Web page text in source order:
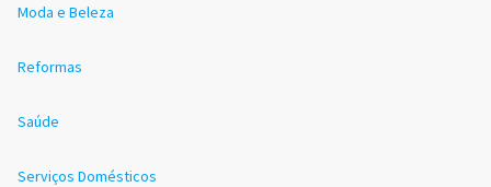
Moda e Beleza
Reformas
Saúde
Serviços Domésticos